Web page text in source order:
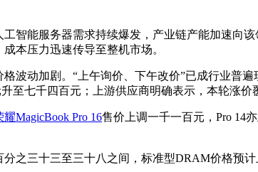
智能服务器需求持续爆发，产业链产能加速向
成本压力迅速传导至整机市场。
波动加剧。“上午询价、下午改价”已成行业普
至七千四百元；上游供应商明确表示，本轮涨价
耀MagicBook Pro 16售价上调一千一百元，Pro 14
之三十三至三十八之间，标准型DRAM价格预